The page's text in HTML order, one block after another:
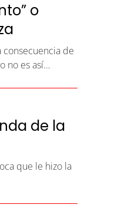
o
consecuencia de
no es así…
de la
que le hizo la